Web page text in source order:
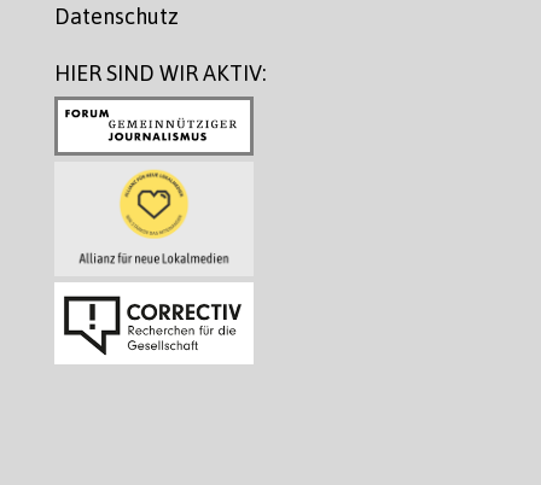
Datenschutz
HIER SIND WIR AKTIV: